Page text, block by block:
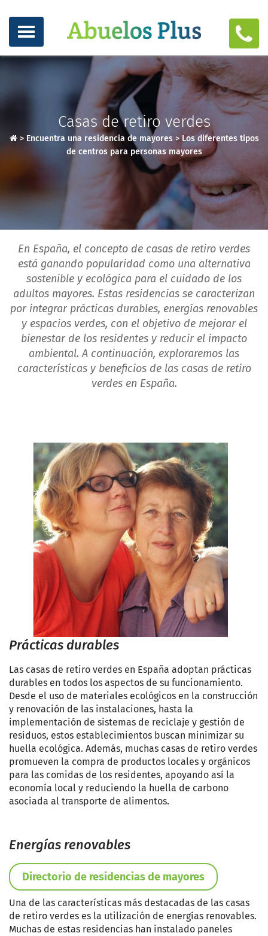
Casas de retiro verdes
> Encuentra una residencia de mayores> Los diferentes tipos
de centros para personas mayores
En España, el concepto de casas de retiro verdes
está ganando popularidad como una alternativa
sostenible y ecológica para el cuidado de los
adultos mayores. Estas residencias se caracterizan
por integrar prácticas durables, energías renovables
y espacios verdes, con el objetivo de mejorar el
bienestar de los residentes y reducir el impacto
ambiental. A continuación, exploraremos las
características y beneficios de las casas de retiro
verdes en España.
Prácticas durables
Las casas de retiro verdes en España adoptan prácticas
durables en todos los aspectos de su funcionamiento.
Desde el uso de materiales ecológicos en la construcción
y renovación de las instalaciones, hasta la
implementación de sistemas de reciclaje y gestión de
residuos, estos establecimientos buscan minimizar su
huella ecológica. Además, muchas casas de retiro verdes
promueven la compra de productos locales y orgánicos
para las comidas de los residentes, apoyando así la
economía local y reduciendo la huella de carbono
asociada al transporte de alimentos.
Energías renovables
Directorio de residencias de mayores
Una de las características más destacadas de las casas
de retiro verdes es la utilización de energías renovables.
Muchas de estas residencias han instalado paneles